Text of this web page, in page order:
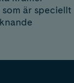
är speciellt